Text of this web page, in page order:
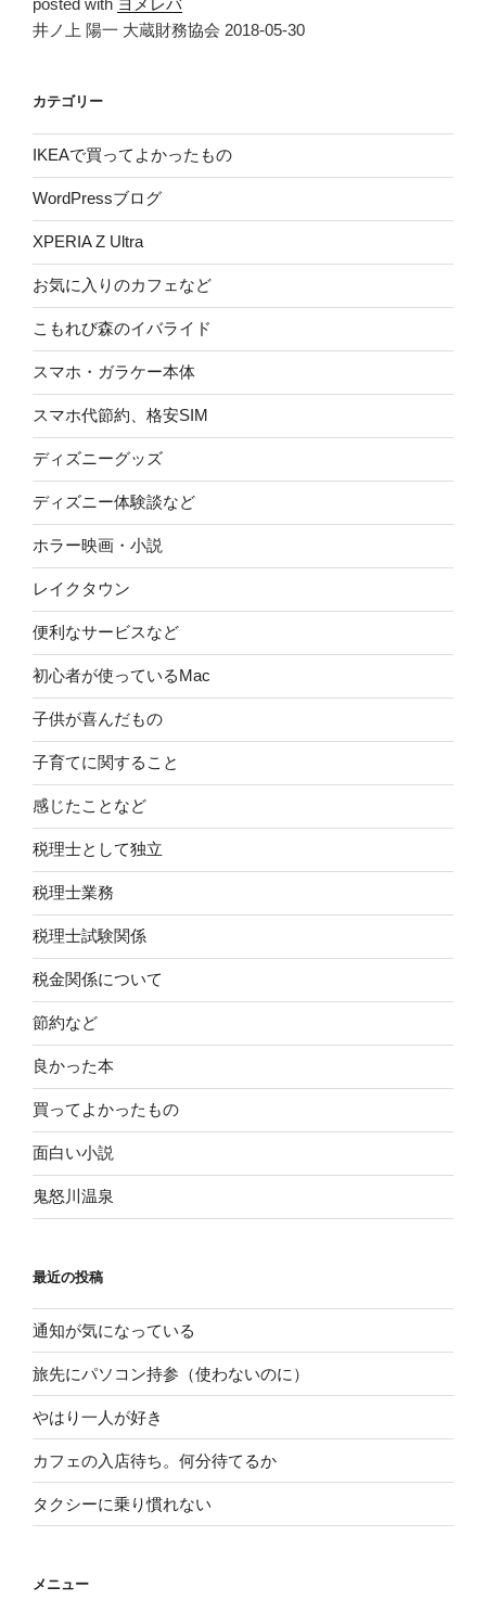
posted with ヨメレバ
井ノ上 陽一 大蔵財務協会 2018-05-30
カテゴリー
IKEAで買ってよかったもの
WordPressブログ
XPERIA Z Ultra
お気に入りのカフェなど
こもれび森のイバライド
スマホ・ガラケー本体
スマホ代節約、格安SIM
ディズニーグッズ
ディズニー体験談など
ホラー映画・小説
レイクタウン
便利なサービスなど
初心者が使っているMac
子供が喜んだもの
子育てに関すること
感じたことなど
税理士として独立
税理士業務
税理士試験関係
税金関係について
節約など
良かった本
買ってよかったもの
面白い小説
鬼怒川温泉
最近の投稿
通知が気になっている
旅先にパソコン持参（使わないのに）
やはり一人が好き
カフェの入店待ち。何分待てるか
タクシーに乗り慣れない
メニュー